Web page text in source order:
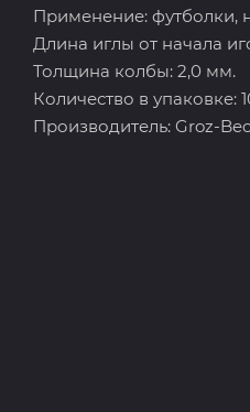
Применение: футболки,
Длина иглы от начала
Толщина колбы: 2,0 мм.
Количество в упаковке:
Производитель: Groz-